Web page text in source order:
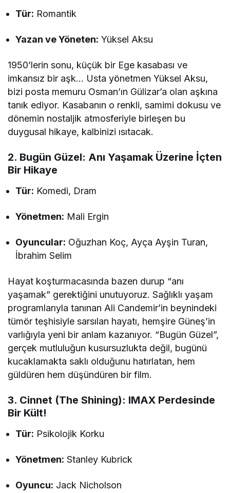
Tür: Romantik
Yazan ve Yöneten: Yüksel Aksu
1950’lerin sonu, küçük bir Ege kasabası ve
imkansız bir aşk… Usta yönetmen Yüksel Aksu,
bizi posta memuru Osman’ın Gülizar’a olan aşkına
tanık ediyor. Kasabanın o renkli, samimi dokusu ve
dönemin nostaljik atmosferiyle birleşen bu
duygusal hikaye, kalbinizi ısıtacak.
2. Bugün Güzel: Anı Yaşamak Üzerine İçten
Bir Hikaye
Tür: Komedi, Dram
Yönetmen: Mali Ergin
Oyuncular: Oğuzhan Koç, Ayça Ayşin Turan,
İbrahim Selim
Hayat koşturmacasında bazen durup “anı
yaşamak” gerektiğini unutuyoruz. Sağlıklı yaşam
programlarıyla tanınan Ali Candemir’in beynindeki
tümör teşhisiyle sarsılan hayatı, hemşire Güneş’in
varlığıyla yeni bir anlam kazanıyor. “Bugün Güzel”,
gerçek mutluluğun kusursuzlukta değil, bugünü
kucaklamakta saklı olduğunu hatırlatan, hem
güldüren hem düşündüren bir film.
3. Cinnet (The Shining): IMAX Perdesinde
Bir Kült!
Tür: Psikolojik Korku
Yönetmen: Stanley Kubrick
Oyuncu: Jack Nicholson